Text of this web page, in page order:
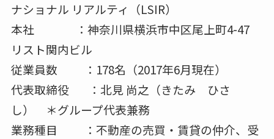
ナショナル リアルティ（LSIR）
本社 ：神奈川県横浜市中区尾上町4-47
リスト関内ビル
従業員数 ：178名（2017年6月現在）
代表取締役 ：北見 尚之（きたみ ひさ
し） ＊グループ代表兼務
業務種目 ：不動産の売買・賃貸の仲介、受